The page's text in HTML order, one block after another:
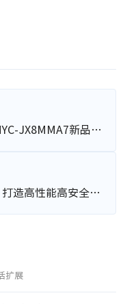
ARM+FPGA架构匠心之作，米尔MYC-JX8MMA7新品发布！
全国产六核CPU——芯驰D9-Pro，打造高性能高安全显控方案
扩展